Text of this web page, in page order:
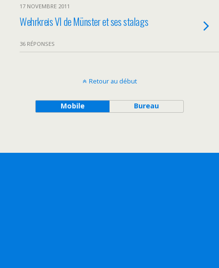
17 NOVEMBRE 2011
Wehrkreis VI de Münster et ses stalags
36 RÉPONSES
Retour au début
Mobile Bureau